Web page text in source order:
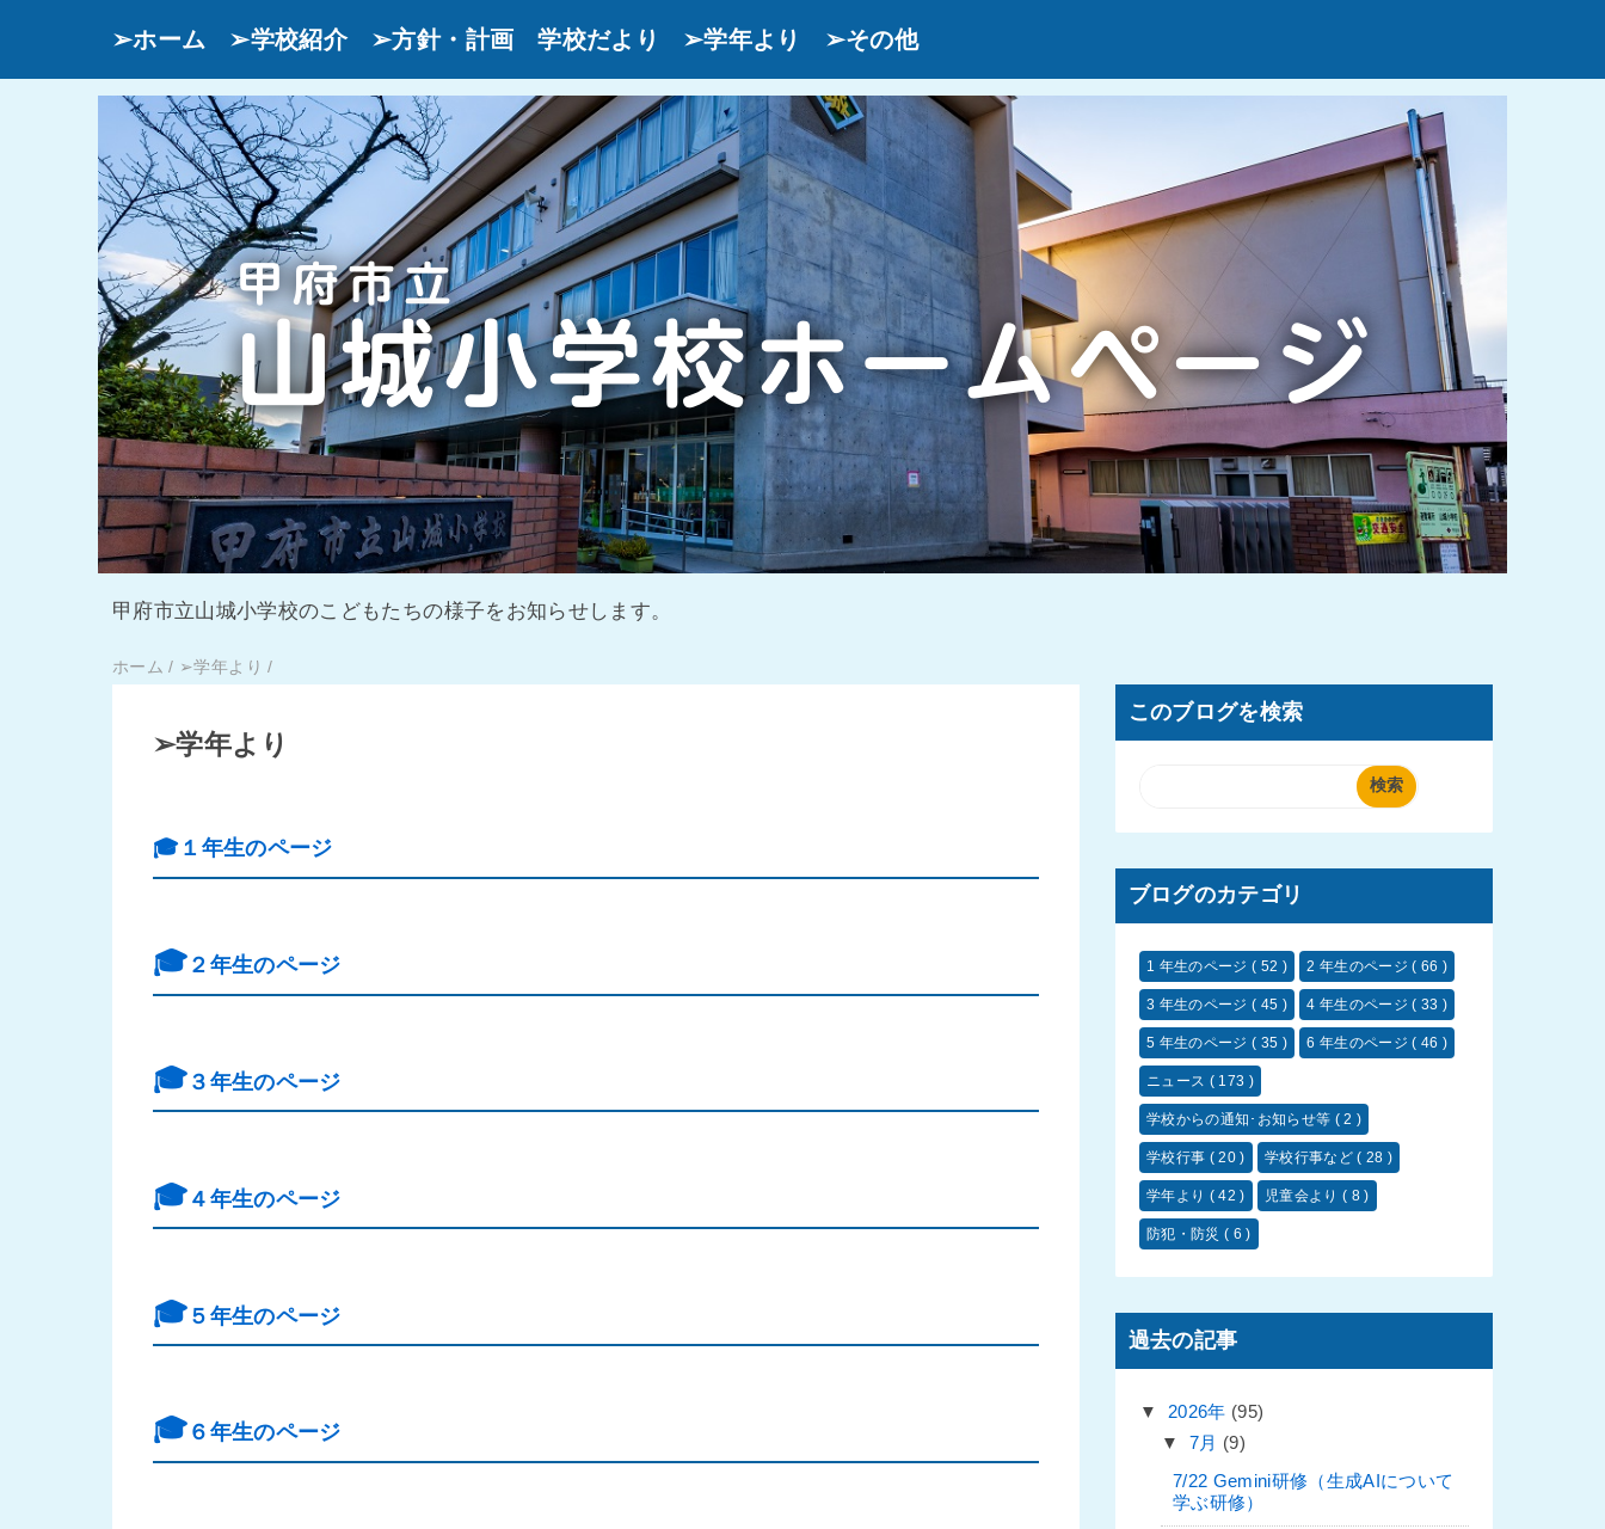
➢ホーム ➢学校紹介 ➢方針・計画 学校だより ➢学年より ➢その他
甲府市立山城小学校のこどもたちの様子をお知らせします。
ホーム / ➢学年より /
➢学年より
🎓１年生のページ
🎓 ２年生のページ
🎓 ３年生のページ
🎓 ４年生のページ
🎓 ５年生のページ
🎓 ６年生のページ
このブログを検索
ブログのカテゴリ
1 年生のページ ( 52 ) 2 年生のページ( 66 )
3 年生のページ ( 45 ) 4 年生のページ( 33 )
5 年生のページ ( 35 ) 6 年生のページ( 46 )
ニュース ( 173 )
学校からの通知･お知らせ等 ( 2 )
学校行事 ( 20 ) 学校行事など( 28 )
学年より ( 42 ) 児童会より( 8 )
防犯・防災 ( 6 )
過去の記事
▼ 2026年 (95)
▼ 7月 (9)
7/22 Gemini研修（生成AIについて
学ぶ研修）